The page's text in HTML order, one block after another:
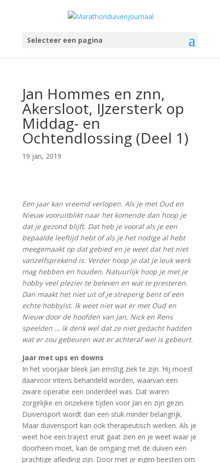
Selecteer een pagina
Jan Hommes en znn,
Akersloot, IJzersterk op
Middag- en
Ochtendlossing (Deel 1)
19 jan, 2019
Een jaar kan vreemd verlopen. Als je met Oud en
Nieuw vooruitblikt naar het komende dan hoop je
dat je gezond blijft. Dat heb je vooral als je een
bepaalde leeftijd hebt of als je het nodige al hebt
meegemaakt op dat gebied en je weet dat het niet
vanzelfsprekend is. Verder hoop je dat je leuk werk
mag hebben en houden. Natuurlijk hoop je met je
hobby veel plezier te beleven en wat te presteren.
Dan maakt het niet uit of je streperig bent of een
echte hobbyist. Ik weet niet wat er met Oud en
Nieuw door de hoofden van Jan, Nick en Rens
speelden … ik denk wel dat ze niet gedacht hadden
wat er zou gebeuren wat er achteraf wel is gebeurt.
Jaar met ups en downs
In het voorjaar bleek Jan ernstig ziek te zijn. Hij moest
daarvoor intens behandeld worden, waarvan een
zware operatie een onderdeel was. Dat waren
zorgelijke en onzekere tijden voor Jan en zijn gezin.
Duivensport wordt dan een stuk minder belangrijk.
Maar duivensport kan ook therapeutisch werken. Als je
weet hoe een traject eruit gaat zien en je weet waar je
doorheen moet, kan de omgang met de duiven een
prachtige afleiding zijn. Door met je eigen beesten om